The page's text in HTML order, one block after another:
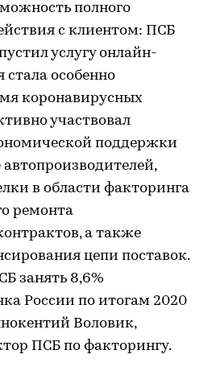
полного
с клиентом: ПСБ
услугу онлайн-
стала особенно
коронавирусных
участвовал
поддержки
автопроизводителей,
в области факторинга
ремонта
а также
цепи поставок.
занять 8,6%
России по итогам 2020
Воловик,
ПСБ по факторингу.